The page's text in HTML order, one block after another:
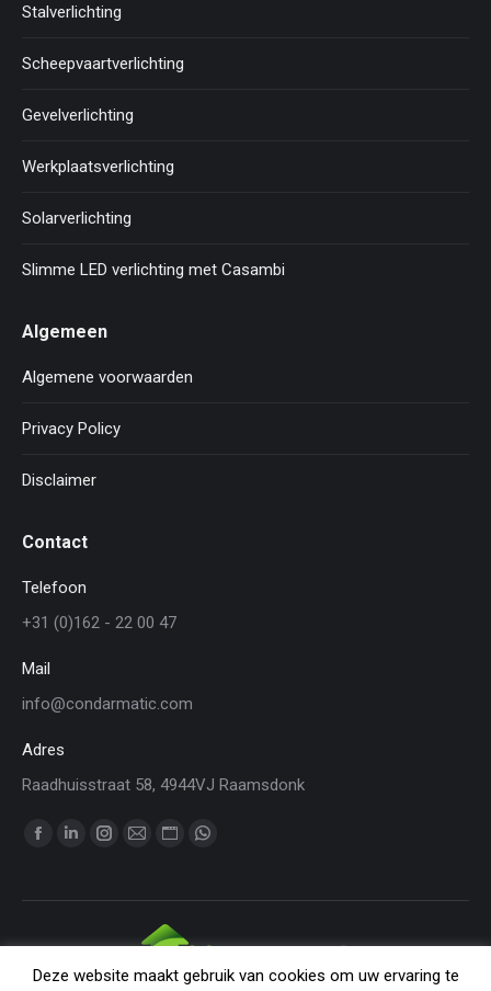
Stalverlichting
Scheepvaartverlichting
Gevelverlichting
Werkplaatsverlichting
Solarverlichting
Slimme LED verlichting met Casambi
Algemeen
Algemene voorwaarden
Privacy Policy
Disclaimer
Contact
Telefoon
+31 (0)162 - 22 00 47
Mail
info@condarmatic.com
Adres
Raadhuisstraat 58, 4944VJ Raamsdonk
Vind ons op:
Facebook
opens
Linkedin
opens
Instagram
opens
Mail
opens
Website
opens
in
WhatsApp
opens
Deze website maakt gebruik van cookies om uw ervaring te